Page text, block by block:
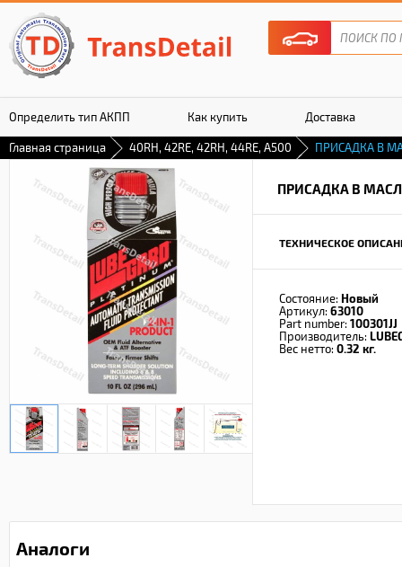
Определить тип АКПП Как купить Доставка
Гарантия
Главная страница 40RH, 42RE, 42RH, 44RE, A500 ПРИСАДКА В
ПРИСАДКА В
ТЕХНИЧЕСКОЕ
Состояние: Новый
Артикул: 63010
Part number: 100301JJ
Производитель:
Вес нетто: 0.32 кг.
Аналоги